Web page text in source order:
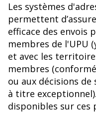
Les systèmes
permettent
efficace des envois
membres de l'UPU
et avec les
membres
ou aux décisions de
à titre
disponibles sur ces